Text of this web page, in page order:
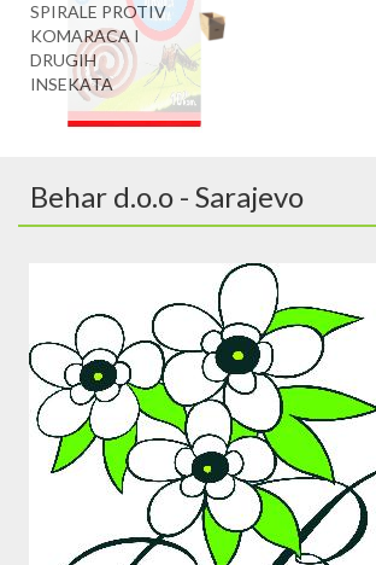
SPIRALE PROTIV
KOMARACA I
DRUGIH
INSEKATA
Behar d.o.o - Sarajevo